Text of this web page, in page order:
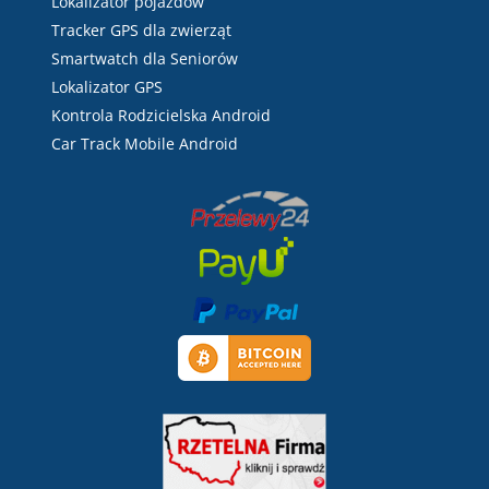
Tracker GPS dla zwierząt
Smartwatch dla Seniorów
Lokalizator GPS
Kontrola Rodzicielska Android
Car Track Mobile Android